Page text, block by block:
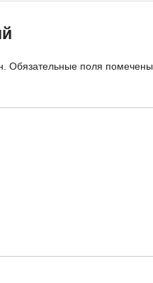
Обязательные поля помечены